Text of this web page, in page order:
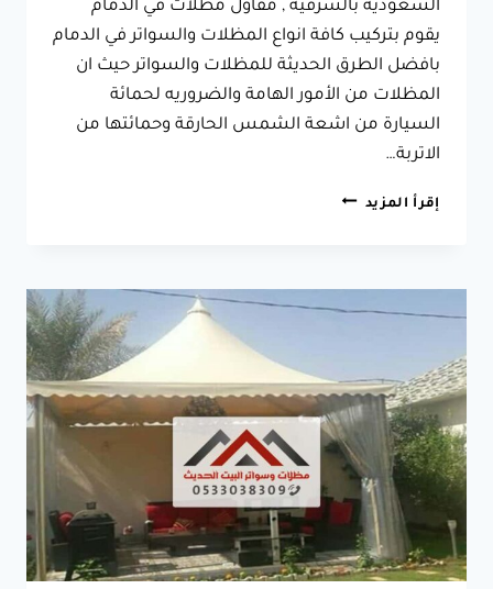
السعودية بالشرقية , مقاول مظلات في الدمام
يقوم بتركيب كافة انواع المظلات والسواتر في الدمام
بافضل الطرق الحديثة للمظلات والسواتر حيث ان
المظلات من الأمور الهامة والضروريه لحمائة
السيارة من اشعة الشمس الحارقة وحمائتها من
الاتربة…
إقرأ المزيد ارخص
جوال:0533038309
افضل
مظلات
سيارات
متحركة
في
الدمام